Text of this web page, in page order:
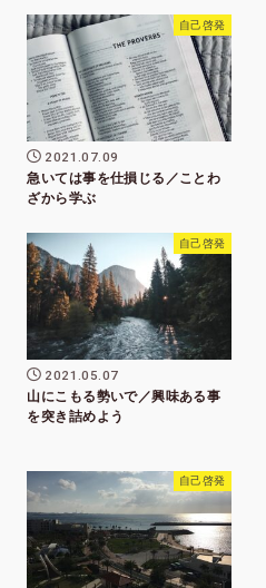
自己啓発
2021.07.09
急いては事を仕損じる／ことわ
ざから学ぶ
自己啓発
2021.05.07
山にこもる勢いで／興味ある事
を突き詰めよう
自己啓発